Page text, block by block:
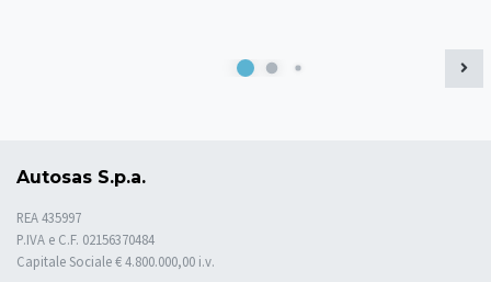
Autosas S.p.a.
REA 435997
P.IVA e C.F. 02156370484
Capitale Sociale € 4.800.000,00 i.v.